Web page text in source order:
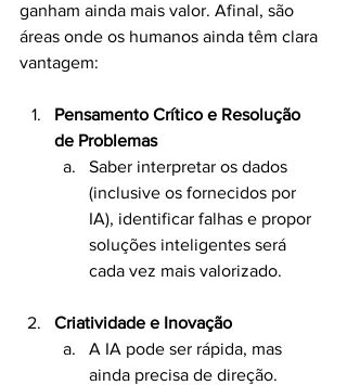
ganham ainda mais valor. Afinal, são
áreas onde os humanos ainda têm clara
vantagem:
Pensamento Crítico e Resolução
de Problemas
Saber interpretar os dados
(inclusive os fornecidos por
IA), identificar falhas e propor
soluções inteligentes será
cada vez mais valorizado.
Criatividade e Inovação
A IA pode ser rápida, mas
ainda precisa de direção.